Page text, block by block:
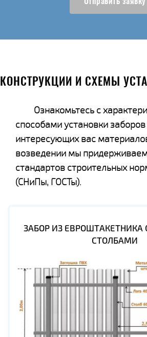
Отправить заявку
КОНСТРУКЦИИ И СХЕМЫ
Ознакомьтесь с
способами установки заборов
интересующих вас
возведении мы
стандартов строительных
(СНиПы, ГОСТы).
ЗАБОР ИЗ
СТОЛБАМИ